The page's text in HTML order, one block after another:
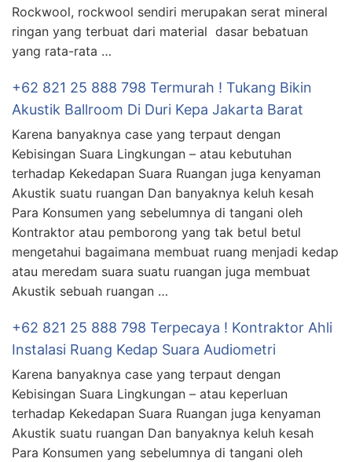
Rockwool, rockwool sendiri merupakan serat mineral
ringan yang terbuat dari material dasar bebatuan
yang rata-rata …
+62 821 25 888 798 Termurah ! Tukang Bikin
Akustik Ballroom Di Duri Kepa Jakarta Barat
Karena banyaknya case yang terpaut dengan
Kebisingan Suara Lingkungan – atau kebutuhan
terhadap Kekedapan Suara Ruangan juga kenyaman
Akustik suatu ruangan Dan banyaknya keluh kesah
Para Konsumen yang sebelumnya di tangani oleh
Kontraktor atau pemborong yang tak betul betul
mengetahui bagaimana membuat ruang menjadi kedap
atau meredam suara suatu ruangan juga membuat
Akustik sebuah ruangan …
+62 821 25 888 798 Terpecaya ! Kontraktor Ahli
Instalasi Ruang Kedap Suara Audiometri
Karena banyaknya case yang terpaut dengan
Kebisingan Suara Lingkungan – atau keperluan
terhadap Kekedapan Suara Ruangan juga kenyaman
Akustik suatu ruangan Dan banyaknya keluh kesah
Para Konsumen yang sebelumnya di tangani oleh